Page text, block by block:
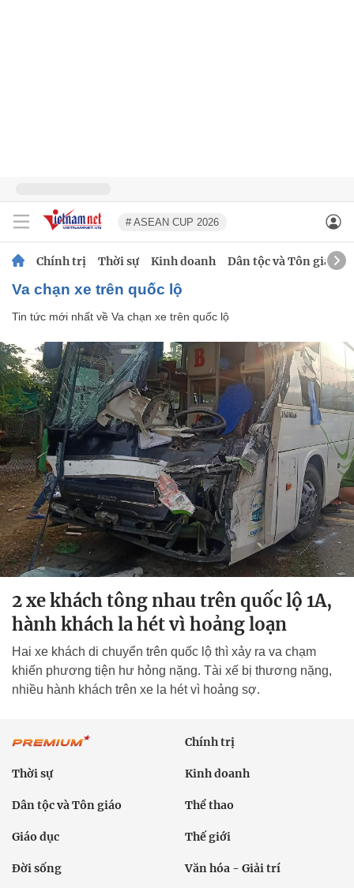
# ASEAN CUP 2026
Chính trị Thời sự Kinh doanh Dân tộc và Tôn giáo
Va chạn xe trên quốc lộ
Tin tức mới nhất về Va chạn xe trên quốc lộ
2 xe khách tông nhau trên quốc lộ 1A,
hành khách la hét vì hoảng loạn
Hai xe khách di chuyển trên quốc lộ thì xảy ra va chạm
khiến phương tiện hư hỏng nặng. Tài xế bị thương nặng,
nhiều hành khách trên xe la hét vì hoảng sợ.
Chính trị
Thời sự Kinh doanh
Dân tộc và Tôn giáo Thể thao
Giáo dục Thế giới
Đời sống Văn hóa - Giải trí